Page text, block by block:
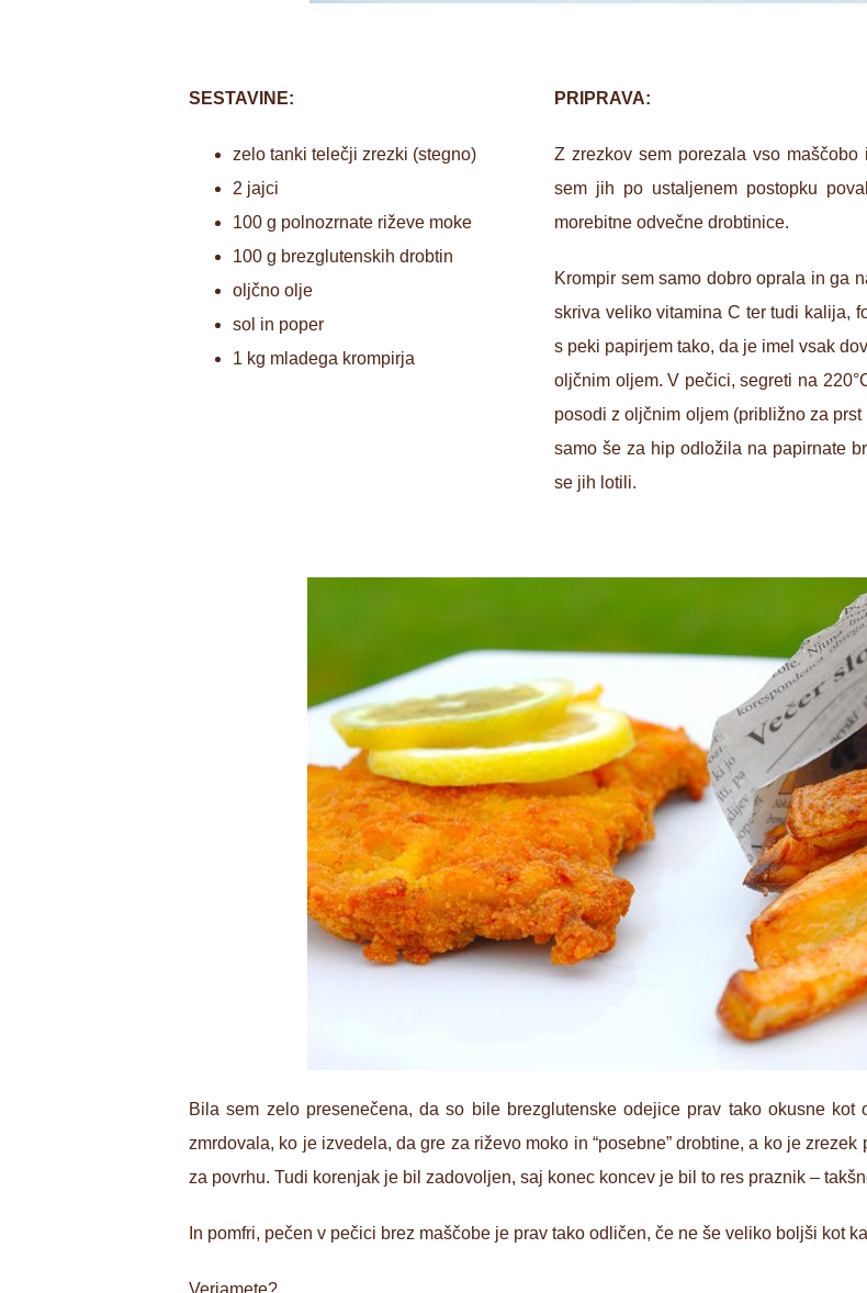
SESTAVINE:
zelo tanki telečji zrezki (stegno)
2 jajci
100 g polnozrnate riževe moke
100 g brezglutenskih drobtin
oljčno olje
sol in poper
1 kg mladega krompirja
PRIPRAVA:
Z zrezkov sem porezala vso
sem jih po ustaljenem postopku
morebitne odvečne drobtinice.
Krompir sem samo dobro oprala in ga
skriva veliko vitamina C ter tudi kalija,
s peki papirjem tako, da je imel vsak
oljčnim oljem. V pečici, segreti na
posodi z oljčnim oljem (približno za
samo še za hip odložila na papirnate
se jih lotili.
Bila sem zelo presenečena, da so bile brezglutenske odejice prav tako okusne
zmrdovala, ko je izvedela, da gre za riževo moko in “posebne” drobtine, a ko je
za povrhu. Tudi korenjak je bil zadovoljen, saj konec koncev je bil to res praznik –
In pomfri, pečen v pečici brez maščobe je prav tako odličen, če ne še veliko boljši kot
Verjamete?